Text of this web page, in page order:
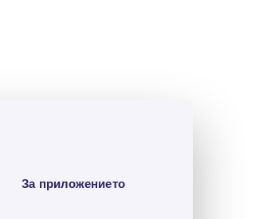
За приложението
не са ходили на